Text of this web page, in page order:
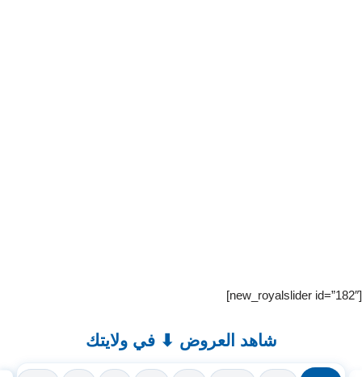
[new_royalslider id=”182″]
شاهد العروض ⬇ في ولايتك